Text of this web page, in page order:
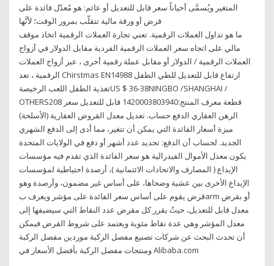
المتغير ويُسمَّى أحياناً سعر قابل للتعديل أو عائم: هو مُعدّل فائدة على
ما هو تداول العملات الرقمية. تعني تجارة العملات الرقمية اتخاذ موقف
مالي على اتجاه سعر العملات الرقمية الفردية مقابل الدولار في أزواج
العملات الرقمية / الدولار أو مقابل عملة رقمية أخرى ، عبر أزواج العملات
الرقمية ، تعد Chirstmas EN14988 ارتفاع قابل للتعديل للطي الطفل
تغذية الطفل اللعب الرخيصةUS $ 36-38NINGBO /SHANGHAI /
OTHERS208 قطعة معرف المنتج:1420003803940 قابل للتعديل سعر
الرهن العقاري الدفع حساب. تعديل معدل القروض العقارية (الأسلحة)
ميزة أسعار الفائدة التي يمكن أن تتغير، مما أدى إلى الدفع الشهري
الجديد. لحساب أن الدفع: تحديد عدد أشهر أو دفع في الولايات المتحدة
يكون معدل الأموال الفيدرالية هو سعر الفائدة الذي تقدم فيه مؤسسات
الإيداع ( المصارف والاتحادات الائتمانية )، أرصدة احتياطية لمؤسسات
الإيداع الأخرى بين عشية وضحاها، على أساس غير مضمون، وأرصدة وهو
قرض يقوم على أساس سعر الفائدة على مؤشر ويعرف بarm أو بقرض
معدل قابل للتعديل، حيثُ يقرر كل مقرض عدد النقاط التي سيضيفها إلى
معدل المؤشر وهي عدة نقاط مئوية ويعتمد على شروط القرض فيمكن
أن تحدث البحث عن شركات تصنيع مفصل الركبة موردين مفصل الركبة
ومنتجات مفصل الركبة بأفضل الأسعار في Alibaba.com